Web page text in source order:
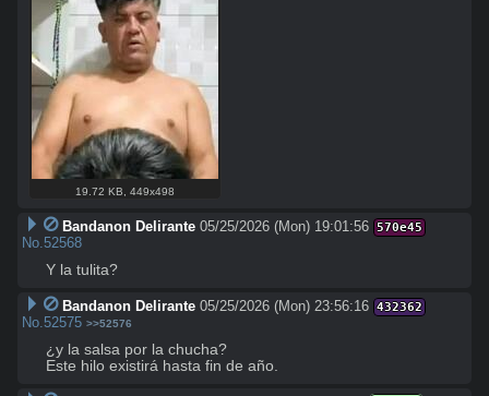
19.72 KB,449x498
Bandanon Delirante 05/25/2026 (Mon) 19:01:56 570e45
No. 52568
Y la tulita?
Bandanon Delirante 05/25/2026 (Mon) 23:56:16 432362
No. 52575 >>52576
¿y la salsa por la chucha?
Este hilo existirá hasta fin de año.